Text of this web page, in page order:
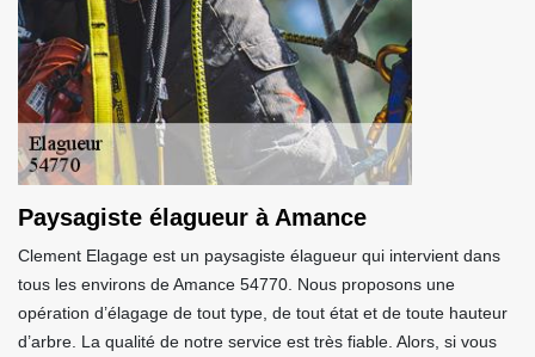
Paysagiste élagueur à Amance
Clement Elagage est un paysagiste élagueur qui intervient dans
tous les environs de Amance 54770. Nous proposons une
opération d’élagage de tout type, de tout état et de toute hauteur
d’arbre. La qualité de notre service est très fiable. Alors, si vous